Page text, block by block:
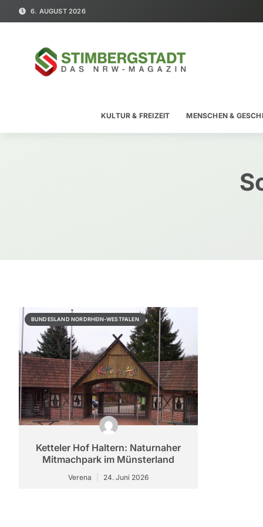
6. AUGUST 2026
KULTUR & FREIZEIT MENSCHEN &
BUNDESLAND NORDRHEIN-WESTFALEN
Ketteler Hof Haltern: Naturnaher
Mitmachpark im Münsterland
Verena 24. Juni 2026